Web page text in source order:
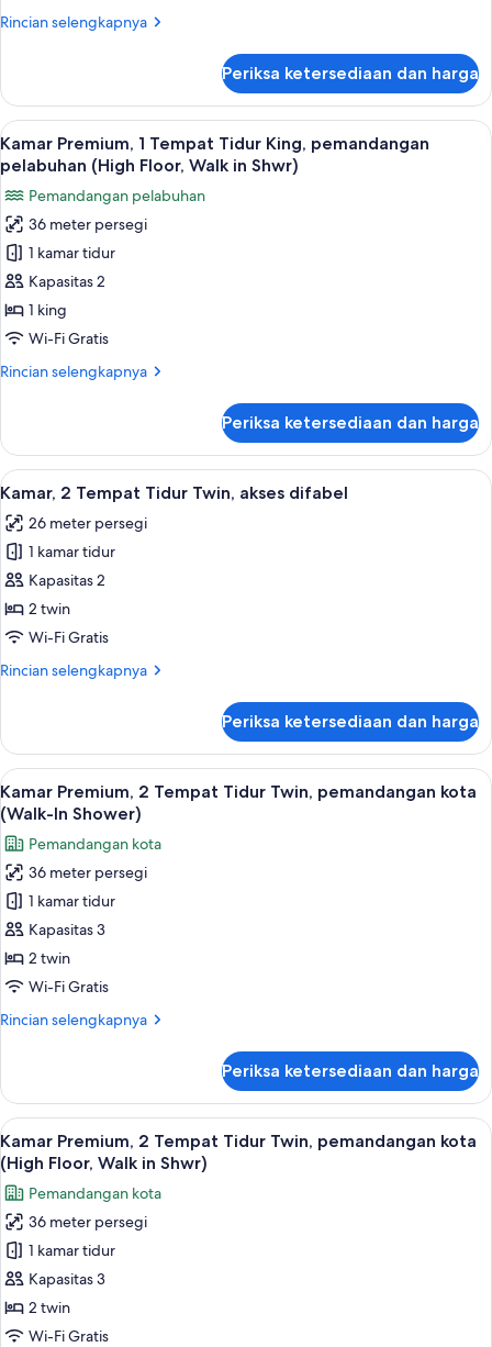
pemandangan
Floor)
Rincian selengkapnya
Rincian
Kamar
Premium,
1
Tempat
Tidur
King,
pemandangan
pelabuhan
(High
Floor)
Periksa ketersediaan dan harga
Lihat
semua
foto
untuk
Kamar
Premium,
1
Tempat
Tidur
pemandangan
Floor,
Walk
in
Shwr)
Minibar, brankas, meja kerja, dan
4
Kamar Premium, 1 Tempat Tidur King, pemandangan
pelabuhan (High Floor, Walk in Shwr)
Pemandangan pelabuhan
36 meter persegi
1 kamar tidur
Kapasitas 2
1 king
Wi-Fi Gratis
Rincian selengkapnya
Rincian
Kamar
Premium,
1
Tidur
King,
pemandangan
pelabuhan
(High
Floor,
Walk
in
Periksa ketersediaan dan harga
Lihat
semua
foto
untuk
Kamar,
2
Tempat
Twin,
Kamar, 2 Tempat Tidur Twin, akses
4
Kamar, 2 Tempat Tidur Twin, akses difabel
26 meter persegi
1 kamar tidur
Kapasitas 2
2 twin
Wi-Fi Gratis
Rincian selengkapnya
Rincian
Kamar,
Tempat
Tidur
Twin,
akses
difabel
Periksa ketersediaan dan harga
Lihat
semua
foto
untuk
Kamar
Premium,
2
Tempat
Tidur
pemandangan
In
Shower)
Minibar, brankas, meja kerja, dan
4
Kamar Premium, 2 Tempat Tidur Twin, pemandangan kota
(Walk-In Shower)
Pemandangan kota
36 meter persegi
1 kamar tidur
Kapasitas 3
2 twin
Wi-Fi Gratis
Rincian selengkapnya
Rincian
Kamar
Premium,
2
Tempat
Tidur
Twin,
pemandangan
kota
(Walk-
In
Periksa ketersediaan dan harga
Lihat
semua
foto
untuk
Kamar
Premium,
2
Tempat
Tidur
Minibar, brankas, meja kerja, dan
4
Kamar Premium, 2 Tempat Tidur Twin, pemandangan kota
(High Floor, Walk in Shwr)
Pemandangan kota
36 meter persegi
1 kamar tidur
Kapasitas 3
2 twin
Wi-Fi Gratis